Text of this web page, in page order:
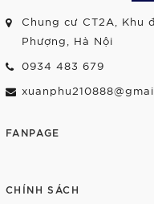
Chung cư CT2A, Khu
Phượng, Hà Nội
0934 483 679
FANPAGE
CHÍNH SÁCH